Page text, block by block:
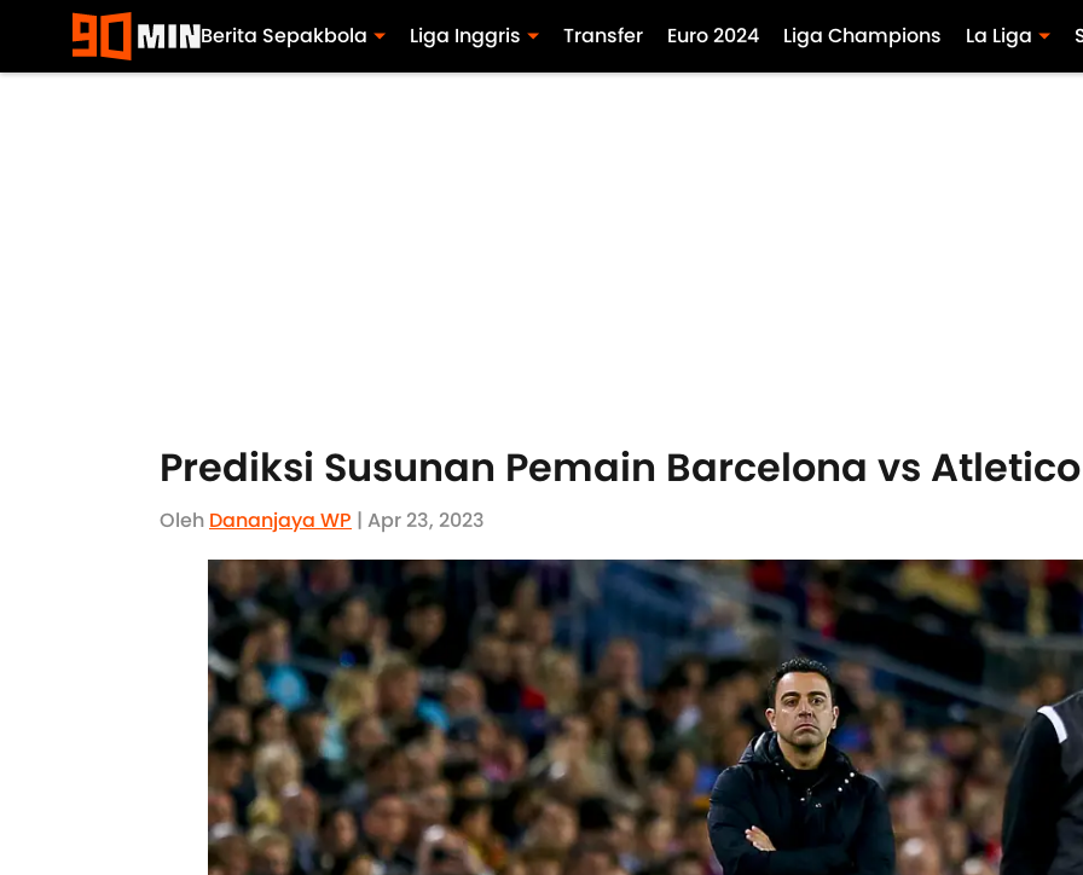
Berita Sepakbola Liga Inggris Transfer Euro 2024 Liga Champions La Liga
Prediksi Susunan Pemain Barcelona vs
Oleh Dananjaya WP | Apr 23, 2023